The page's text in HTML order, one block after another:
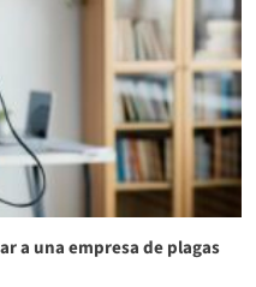
a una empresa de plagas